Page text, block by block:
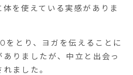
を使えている実感がありま
とり、ヨガを伝えることに
りましたが、中立と出会っ
ました。